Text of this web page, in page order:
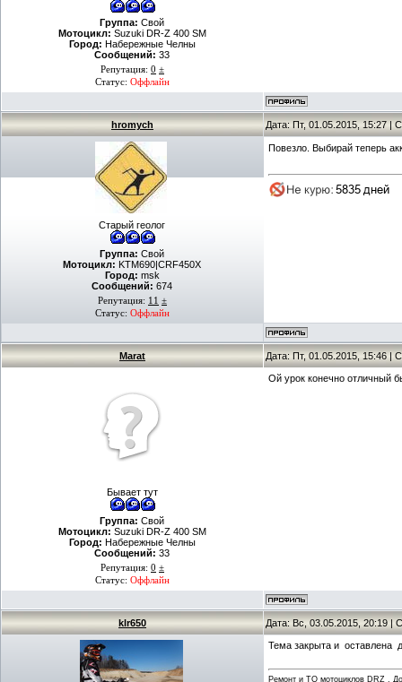
Группа: Свой
Мотоцикл: Suzuki DR-Z 400 SM
Город: Набережные Челны
Сообщений: 33
Репутация: 0 ±
Статус: Оффлайн
hromych Дата: Пт, 01.05.2015, 15:27 |
Старый геолог
Группа: Свой
Мотоцикл: KTM690|CRF450X
Город: msk
Сообщений: 674
Репутация: 11 ±
Статус: Оффлайн
Повезло. Выбирай теперь
Marat Дата: Пт, 01.05.2015, 15:46 |
Бывает тут
Группа: Свой
Мотоцикл: Suzuki DR-Z 400 SM
Город: Набережные Челны
Сообщений: 33
Репутация: 0 ±
Статус: Оффлайн
Ой урок конечно отличный
klr650 Дата: Вс, 03.05.2015, 20:19 |
Тема закрыта и оставлена
Ремонт и ТО мотоциклов DRZ .